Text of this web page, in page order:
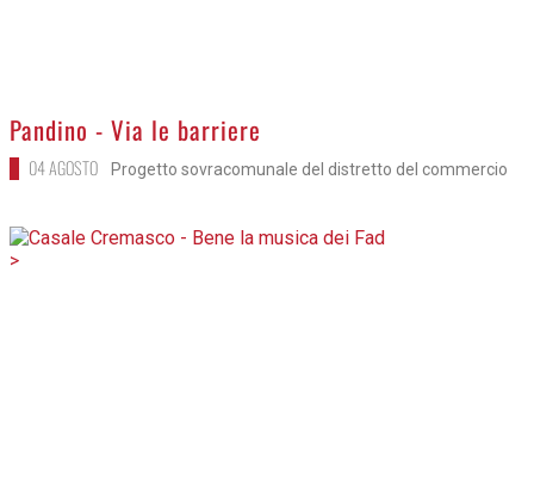
Pandino - Via le barriere
04 AGOSTO Progetto sovracomunale del distretto del commercio
>